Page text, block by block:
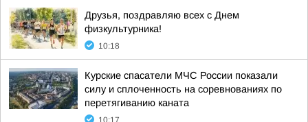
Друзья, поздравляю всех с Днем
физкультурника!
10:18
Курские спасатели МЧС России показали
силу и сплоченность на соревнованиях по
перетягиванию каната
10:17